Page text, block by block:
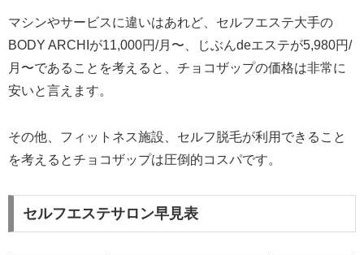
マシンやサービスに違いはあれど、セルフエステ大手の
BODY ARCHIが11,000円/月〜、じぶんdeエステが5,980円/
月〜であることを考えると、チョコザップの価格は非常に
安いと言えます。
その他、フィットネス施設、セルフ脱毛が利用できること
を考えるとチョコザップは圧倒的コスパです。
セルフエステサロン早見表